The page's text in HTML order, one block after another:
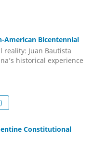
American Bicentennial
reality: Juan Bautista
historical experience
Constitutional